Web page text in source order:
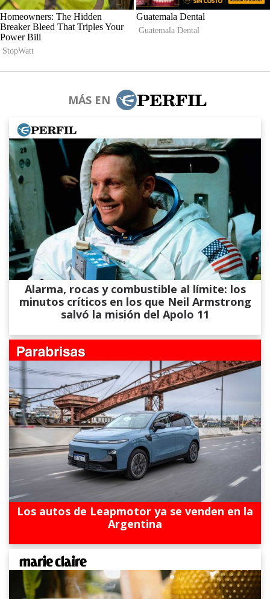
MÁS EN
Alarma, rocas y combustible al límite: los
minutos críticos en los que Neil Armstrong
salvó la misión del Apolo 11
Los autos de Leapmotor ya se venden en la
Argentina